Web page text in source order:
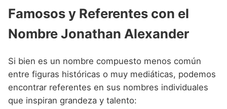
Famosos y Referentes con el
Nombre Jonathan Alexander
Si bien es un nombre compuesto menos común
entre figuras históricas o muy mediáticas, podemos
encontrar referentes en sus nombres individuales
que inspiran grandeza y talento: